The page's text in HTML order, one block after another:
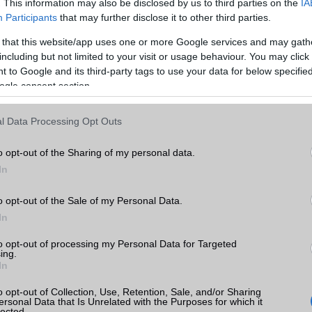
This information may also be disclosed by us to third parties on the
Participants that may further disclose it to other third parties.
that this website/app uses one or more Google services and may
but not limited to your visit or usage behaviour. You may
to Google and its third-party tags to use your data for below
consent section.
Data Processing Opt Outs
opt-out of the Sharing of my personal data.
opt-out of the Sale of my Personal Data.
opt-out of processing my Personal Data for Targeted
opt-out of Collection, Use, Retention, Sale, and/or Sharing
Data that Is Unrelated with the Purposes for which it
árak
EMS/E-mail Nincs
MMS Nincs
Infraport Nincs
Bluetooth Nincs
B/T extra
Wi-Fi (alap)g/b
Wi-Fi extra
Blackberry Nincs
TV/USB kapcsolat Nincs